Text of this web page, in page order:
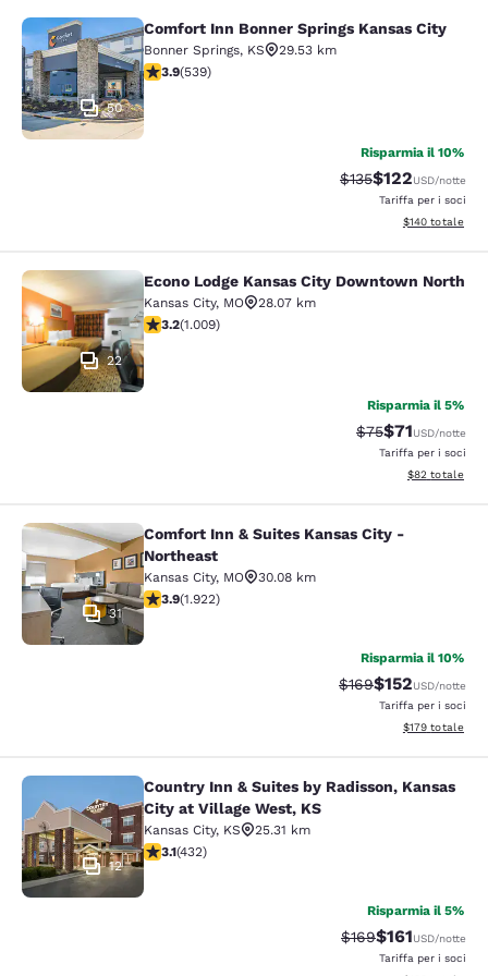
Comfort Inn Bonner Springs Kansas
50
Comfort Inn Bonner Springs Kansas City
Bonner Springs, KS
29.53 km
Valutazione di 3.94 stelle. Buono. 539 recensioni
3.9(539)
Risparmia il 10%
Tariffa di barratura:
$135Tariffa
$122USD/notte
Tariffa per i soci
Visualizza i
$140 totale
Econo Lodge Kansas City
22
Econo Lodge Kansas City Downtown North
Kansas City, MO
28.07 km
Valutazione di 3.24 stelle. Buono. 1009 recensioni
3.2(1.009)
Risparmia il 5%
Tariffa di
$75Tariffa
$71USD/notte
Tariffa per i soci
Visualizza i
$82 totale
Comfort Inn & Suites Kansas City -
31
Comfort Inn & Suites Kansas City -
Northeast
Kansas City, MO
30.08 km
Valutazione di 3.9 stelle. Buono. 1922 recensioni
3.9(1.922)
Risparmia il 10%
Tariffa di barratura:
$169Tariffa
$152USD/notte
Tariffa per i soci
Visualizza i
$179 totale
Country Inn & Suites by Radisson,
12
Country Inn & Suites by Radisson, Kansas
City at Village West, KS
Kansas City, KS
25.31 km
Valutazione di 3.14 stelle. Buono. 432 recensioni
3.1(432)
Risparmia il 5%
Tariffa di barratura:
$169Tariffa
$161USD/notte
Tariffa per i soci